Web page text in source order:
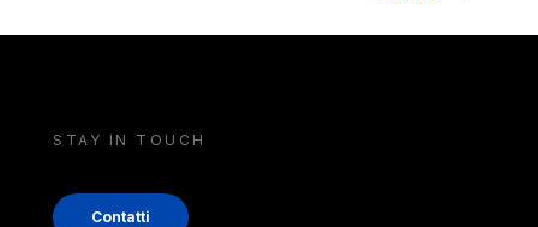
STAY IN TOUCH
Contatti